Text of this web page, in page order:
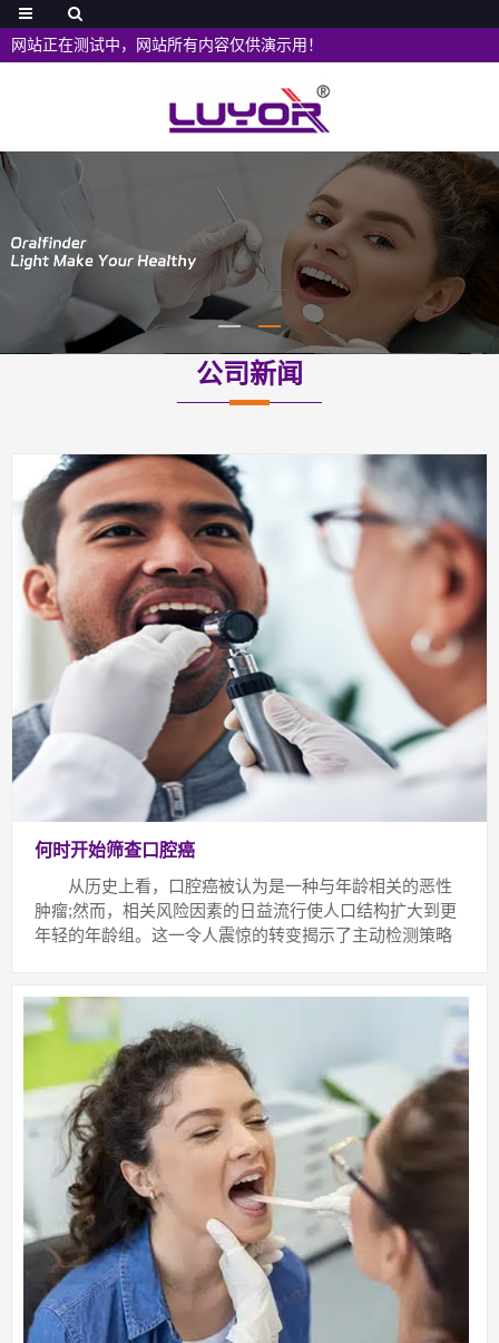
网站正在测试中，网站所有内容仅供演示用！
公司新闻
何时开始筛查口腔癌
从历史上看，口腔癌被认为是一种与年龄相关的恶性
肿瘤;然而，相关风险因素的日益流行使人口结构扩大到更
年轻的年龄组。这一令人震惊的转变揭示了主动检测策略